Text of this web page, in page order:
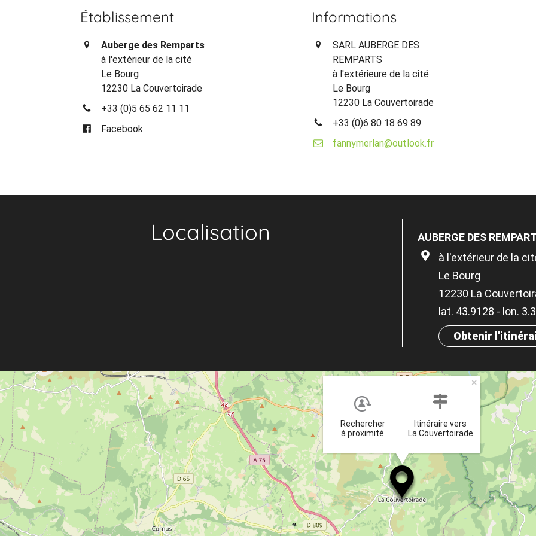
Établissement
Auberge des Remparts
à l'extérieur de la cité
Le Bourg
12230 La Couvertoirade
+33 (0)5 65 62 11 11
Facebook
Informations
SARL AUBERGE DES
REMPARTS
à l'extérieure de la cité
Le Bourg
12230 La Couvertoirade
+33 (0)6 80 18 69 89
fannymerlan@outlook.fr
Localisation
AUBERGE DES
à l'extérieur de la
Le Bourg
12230 La
lat. 43.9128 - lon.
Obtenir
Rechercher
à proximité
Itinéraire vers
La Couvertoirade
×